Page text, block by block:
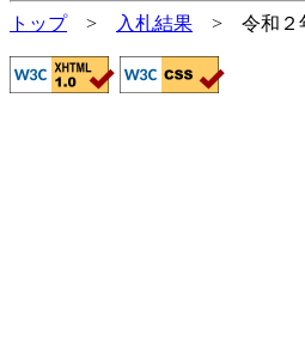
トップ> 入札結果 > 令和２